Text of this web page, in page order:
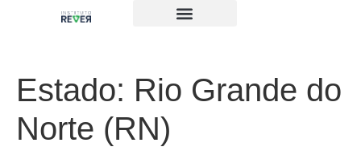
Estado: Rio Grande do
Norte (RN)